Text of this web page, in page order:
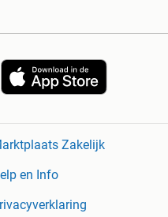
Zakelijk
en Info